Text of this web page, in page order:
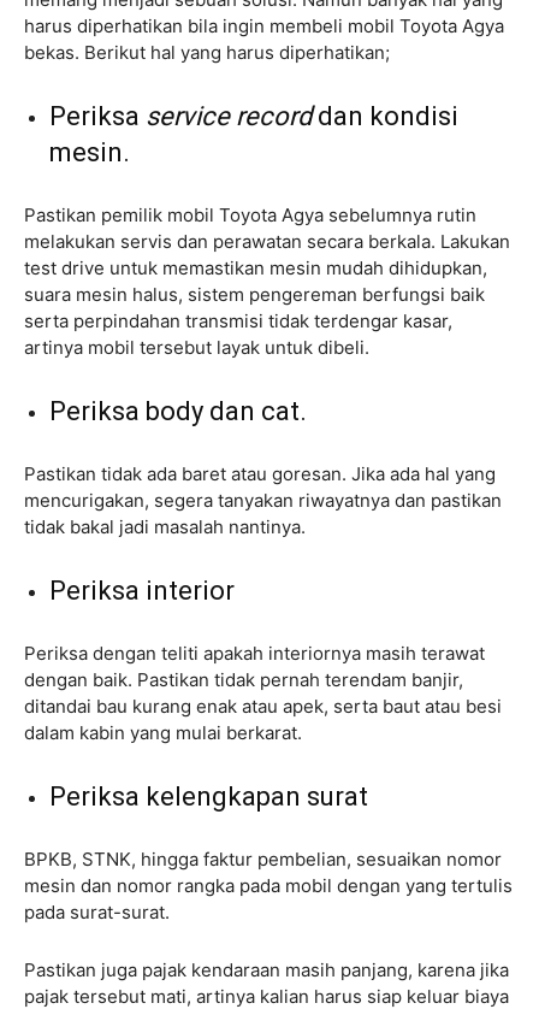
harus diperhatikan bila ingin membeli mobil Toyota Agya
bekas. Berikut hal yang harus diperhatikan;
Periksa service recorddan kondisi
mesin.
Pastikan pemilik mobil Toyota Agya sebelumnya rutin
melakukan servis dan perawatan secara berkala. Lakukan
test drive untuk memastikan mesin mudah dihidupkan,
suara mesin halus, sistem pengereman berfungsi baik
serta perpindahan transmisi tidak terdengar kasar,
artinya mobil tersebut layak untuk dibeli.
Periksa body dan cat.
Pastikan tidak ada baret atau goresan. Jika ada hal yang
mencurigakan, segera tanyakan riwayatnya dan pastikan
tidak bakal jadi masalah nantinya.
Periksa interior
Periksa dengan teliti apakah interiornya masih terawat
dengan baik. Pastikan tidak pernah terendam banjir,
ditandai bau kurang enak atau apek, serta baut atau besi
dalam kabin yang mulai berkarat.
Periksa kelengkapan surat
BPKB, STNK, hingga faktur pembelian, sesuaikan nomor
mesin dan nomor rangka pada mobil dengan yang tertulis
pada surat-surat.
Pastikan juga pajak kendaraan masih panjang, karena jika
pajak tersebut mati, artinya kalian harus siap keluar biaya